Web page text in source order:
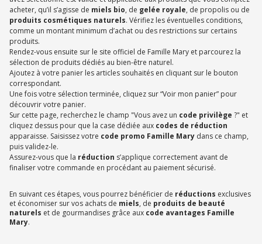
acheter, qu’il s’agisse de miels bio, de gelée royale, de propolis ou de
produits cosmétiques naturels. Vérifiez les éventuelles conditions,
comme un montant minimum d’achat ou des restrictions sur certains
produits.
Rendez-vous ensuite sur le site officiel de Famille Mary et parcourez la
sélection de produits dédiés au bien-être naturel.
Ajoutez à votre panier les articles souhaités en cliquant sur le bouton
correspondant.
Une fois votre sélection terminée, cliquez sur “Voir mon panier” pour
découvrir votre panier.
Sur cette page, recherchez le champ "Vous avez un code privilège ?" et
cliquez dessus pour que la case dédiée aux codes de réduction
apparaisse. Saisissez votre code promo Famille Mary dans ce champ,
puis validez-le.
Assurez-vous que la réduction s’applique correctement avant de
finaliser votre commande en procédant au paiement sécurisé.
En suivant ces étapes, vous pourrez bénéficier de réductions exclusives
et économiser sur vos achats de miels, de produits de beauté
naturels et de gourmandises grâce aux code avantages Famille
Mary.